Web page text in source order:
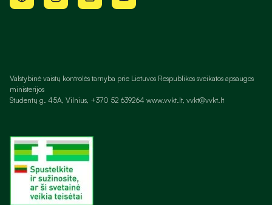
Valstybinė vaistų kontrolės tarnyba prie Lietuvos Respublikos sveikatos apsaugos
ministerijos
Studentų g. 45A, Vilnius, +370 52 639264 www.vvkt.lt, vvkt@vvkt.lt